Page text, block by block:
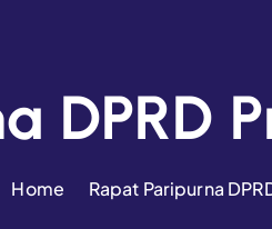
DPRD
Home Rapat Paripurna